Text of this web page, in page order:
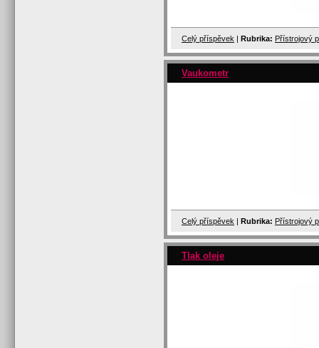
Celý příspěvek | Rubrika: Přístrojový
Vaukometr
Celý příspěvek | Rubrika: Přístrojový
Tlak oleje